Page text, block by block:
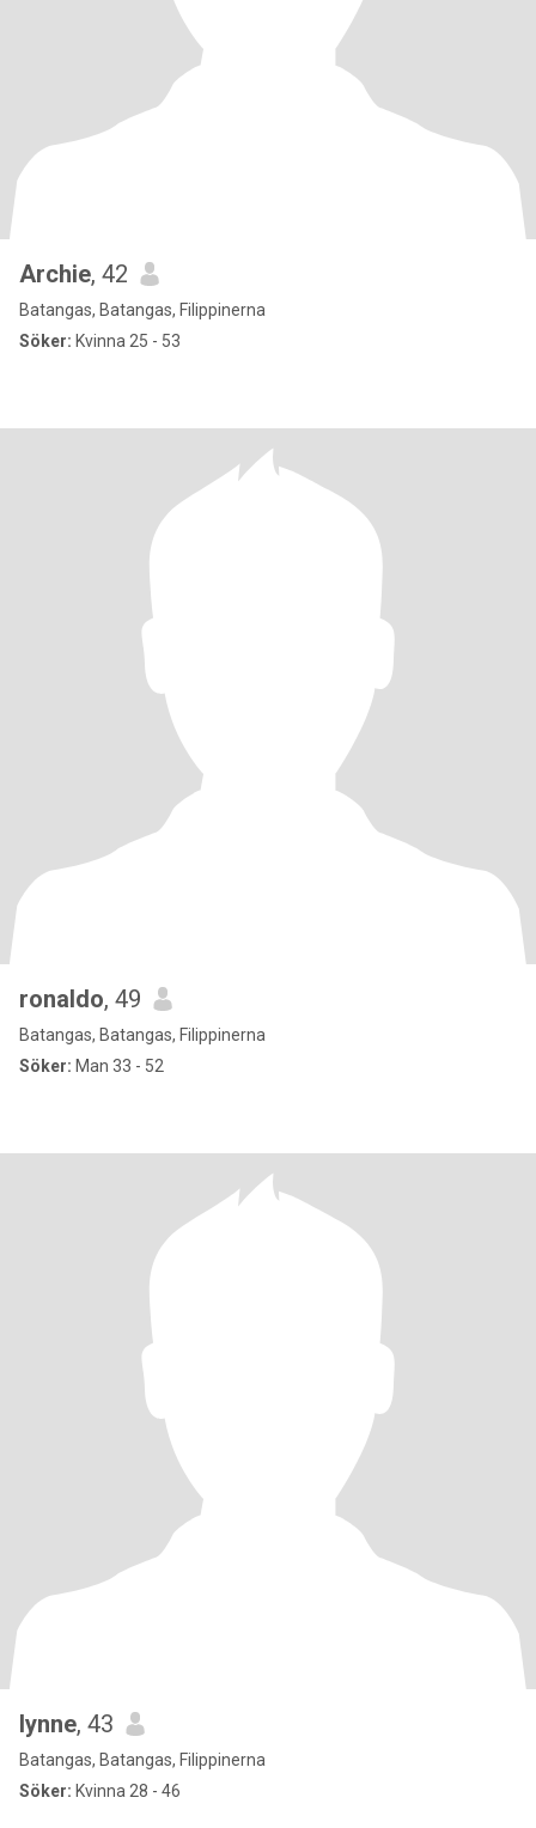
Archie, 42
Batangas, Batangas, Filippinerna
Söker: Kvinna 25 - 53
ronaldo, 49
Batangas, Batangas, Filippinerna
Söker: Man 33 - 52
lynne, 43
Batangas, Batangas, Filippinerna
Söker: Kvinna 28 - 46